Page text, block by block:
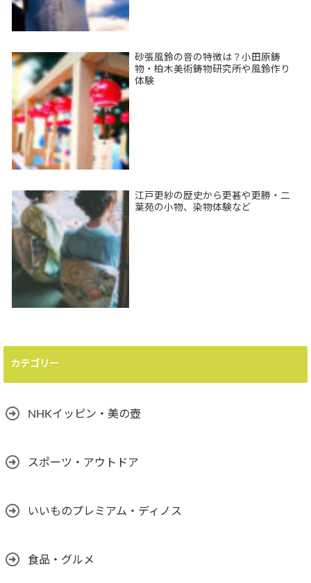
砂張風鈴の音の特徴は？小田原鋳
物・柏木美術鋳物研究所や風鈴作り
体験
江戸更紗の歴史から更甚や更勝・二
葉苑の小物、染物体験など
カテゴリー
NHKイッピン・美の壺
スポーツ・アウトドア
いいものプレミアム・ディノス
食品・グルメ